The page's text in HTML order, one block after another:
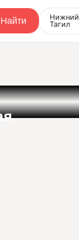
Нижний
Тагил